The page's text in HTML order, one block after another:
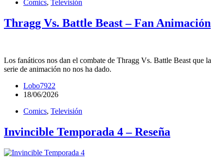
Comics, Televisión
Thragg Vs. Battle Beast – Fan Animación
Los fanáticos nos dan el combate de Thragg Vs. Battle Beast que la
serie de animación no nos ha dado.
Lobo7922
18/06/2026
Comics, Televisión
Invincible Temporada 4 – Reseña